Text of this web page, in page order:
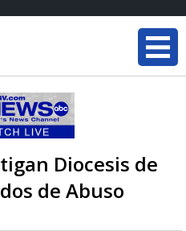
Diocesis de
de Abuso